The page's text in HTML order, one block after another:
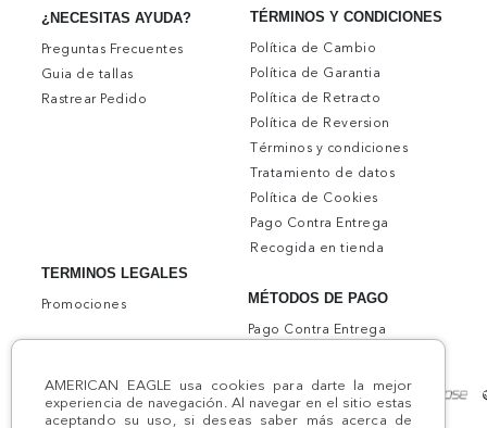
AMERICAN EAGLE usa cookies para darte la mejor
experiencia de navegación. Al navegar en el sitio estas
aceptando su uso, si deseas saber más acerca de
¿NECESITAS AYUDA?
Preguntas Frecuentes
Guia de tallas
Rastrear Pedido
TERMINOS LEGALES
Promociones
TÉRMINOS Y CONDICIONES
Política de Cambio
Política de Garantia
Política de Retracto
Política de Reversion
Términos y condiciones
Tratamiento de datos
Política de Cookies
Pago Contra Entrega
Recogida en tienda
MÉTODOS DE PAGO
Pago Contra Entrega